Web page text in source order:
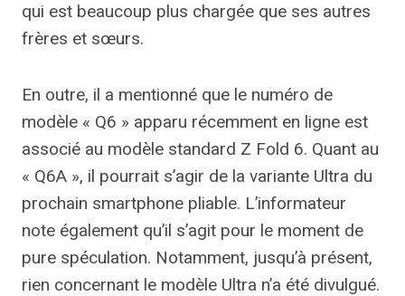
qui est beaucoup plus chargée que ses autres
frères et sœurs.
En outre, il a mentionné que le numéro de
modèle « Q6 » apparu récemment en ligne est
associé au modèle standard Z Fold 6. Quant au
« Q6A », il pourrait s’agir de la variante Ultra du
prochain smartphone pliable. L’informateur
note également qu’il s’agit pour le moment de
pure spéculation. Notamment, jusqu’à présent,
rien concernant le modèle Ultra n’a été divulgué.